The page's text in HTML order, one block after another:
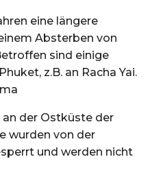
eine längere
Absterben von
sind einige
z.B. an Racha Yai.
der Ostküste der
wurden von der
und werden nicht